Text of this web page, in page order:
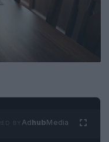
AdhubMedia